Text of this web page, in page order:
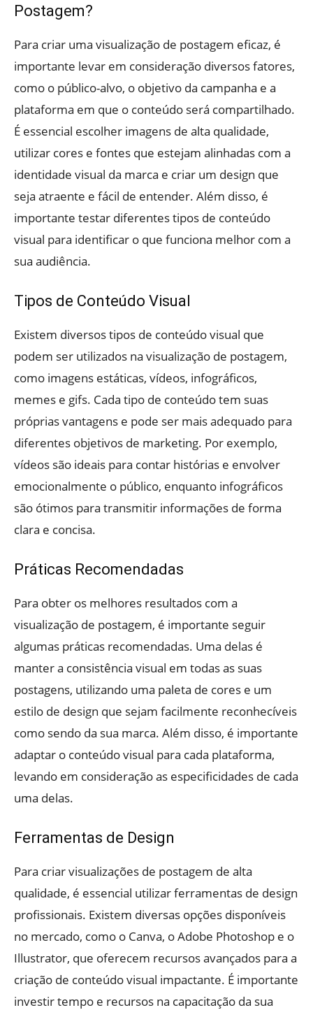
Postagem?
Para criar uma visualização de postagem eficaz, é
importante levar em consideração diversos fatores,
como o público-alvo, o objetivo da campanha e a
plataforma em que o conteúdo será compartilhado.
É essencial escolher imagens de alta qualidade,
utilizar cores e fontes que estejam alinhadas com a
identidade visual da marca e criar um design que
seja atraente e fácil de entender. Além disso, é
importante testar diferentes tipos de conteúdo
visual para identificar o que funciona melhor com a
sua audiência.
Tipos de Conteúdo Visual
Existem diversos tipos de conteúdo visual que
podem ser utilizados na visualização de postagem,
como imagens estáticas, vídeos, infográficos,
memes e gifs. Cada tipo de conteúdo tem suas
próprias vantagens e pode ser mais adequado para
diferentes objetivos de marketing. Por exemplo,
vídeos são ideais para contar histórias e envolver
emocionalmente o público, enquanto infográficos
são ótimos para transmitir informações de forma
clara e concisa.
Práticas Recomendadas
Para obter os melhores resultados com a
visualização de postagem, é importante seguir
algumas práticas recomendadas. Uma delas é
manter a consistência visual em todas as suas
postagens, utilizando uma paleta de cores e um
estilo de design que sejam facilmente reconhecíveis
como sendo da sua marca. Além disso, é importante
adaptar o conteúdo visual para cada plataforma,
levando em consideração as especificidades de cada
uma delas.
Ferramentas de Design
Para criar visualizações de postagem de alta
qualidade, é essencial utilizar ferramentas de design
profissionais. Existem diversas opções disponíveis
no mercado, como o Canva, o Adobe Photoshop e o
Illustrator, que oferecem recursos avançados para a
criação de conteúdo visual impactante. É importante
investir tempo e recursos na capacitação da sua